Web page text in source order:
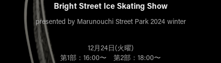
Bright Street Ice Skating Show
presented by Marunouchi Street Park 2024 winter
12月24日(火曜)
第1部：16:00〜 第2部：18:00〜